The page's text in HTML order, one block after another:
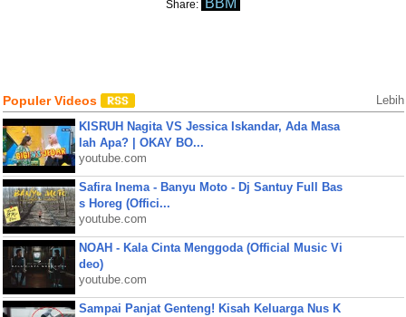
Share: BBM
Populer Videos Lebih
KISRUH Nagita VS Jessica Iskandar, Ada Masa
lah Apa? | OKAY BO...
youtube.com
Safira Inema - Banyu Moto - Dj Santuy Full Bas
s Horeg (Offici...
youtube.com
NOAH - Kala Cinta Menggoda (Official Music Vi
deo)
youtube.com
Sampai Panjat Genteng! Kisah Keluarga Nus K